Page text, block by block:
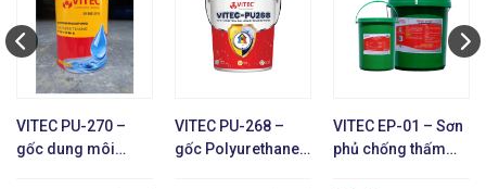
VITEC PU-270 –
gốc dung môi
VITEC PU-268 –
gốc Polyurethane 1
VITEC EP-01 – Sơn
phủ chống thấm